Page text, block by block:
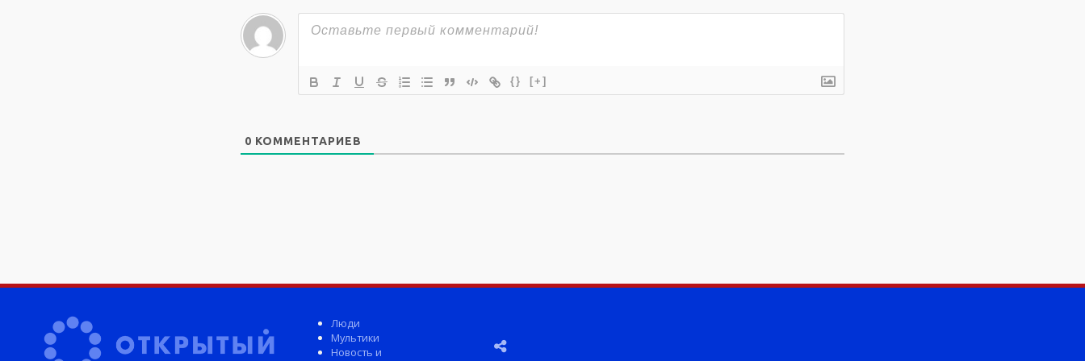
{} [+]
0 КОММЕНТАРИЕВ
Люди
Мультики
Новость и